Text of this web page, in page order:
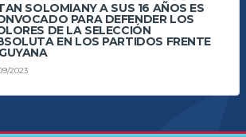
SOLOMIANY A SUS 16 AÑOS ES
PARA DEFENDER LOS
DE LA SELECCIÓN
EN LOS PARTIDOS FRENTE
2023